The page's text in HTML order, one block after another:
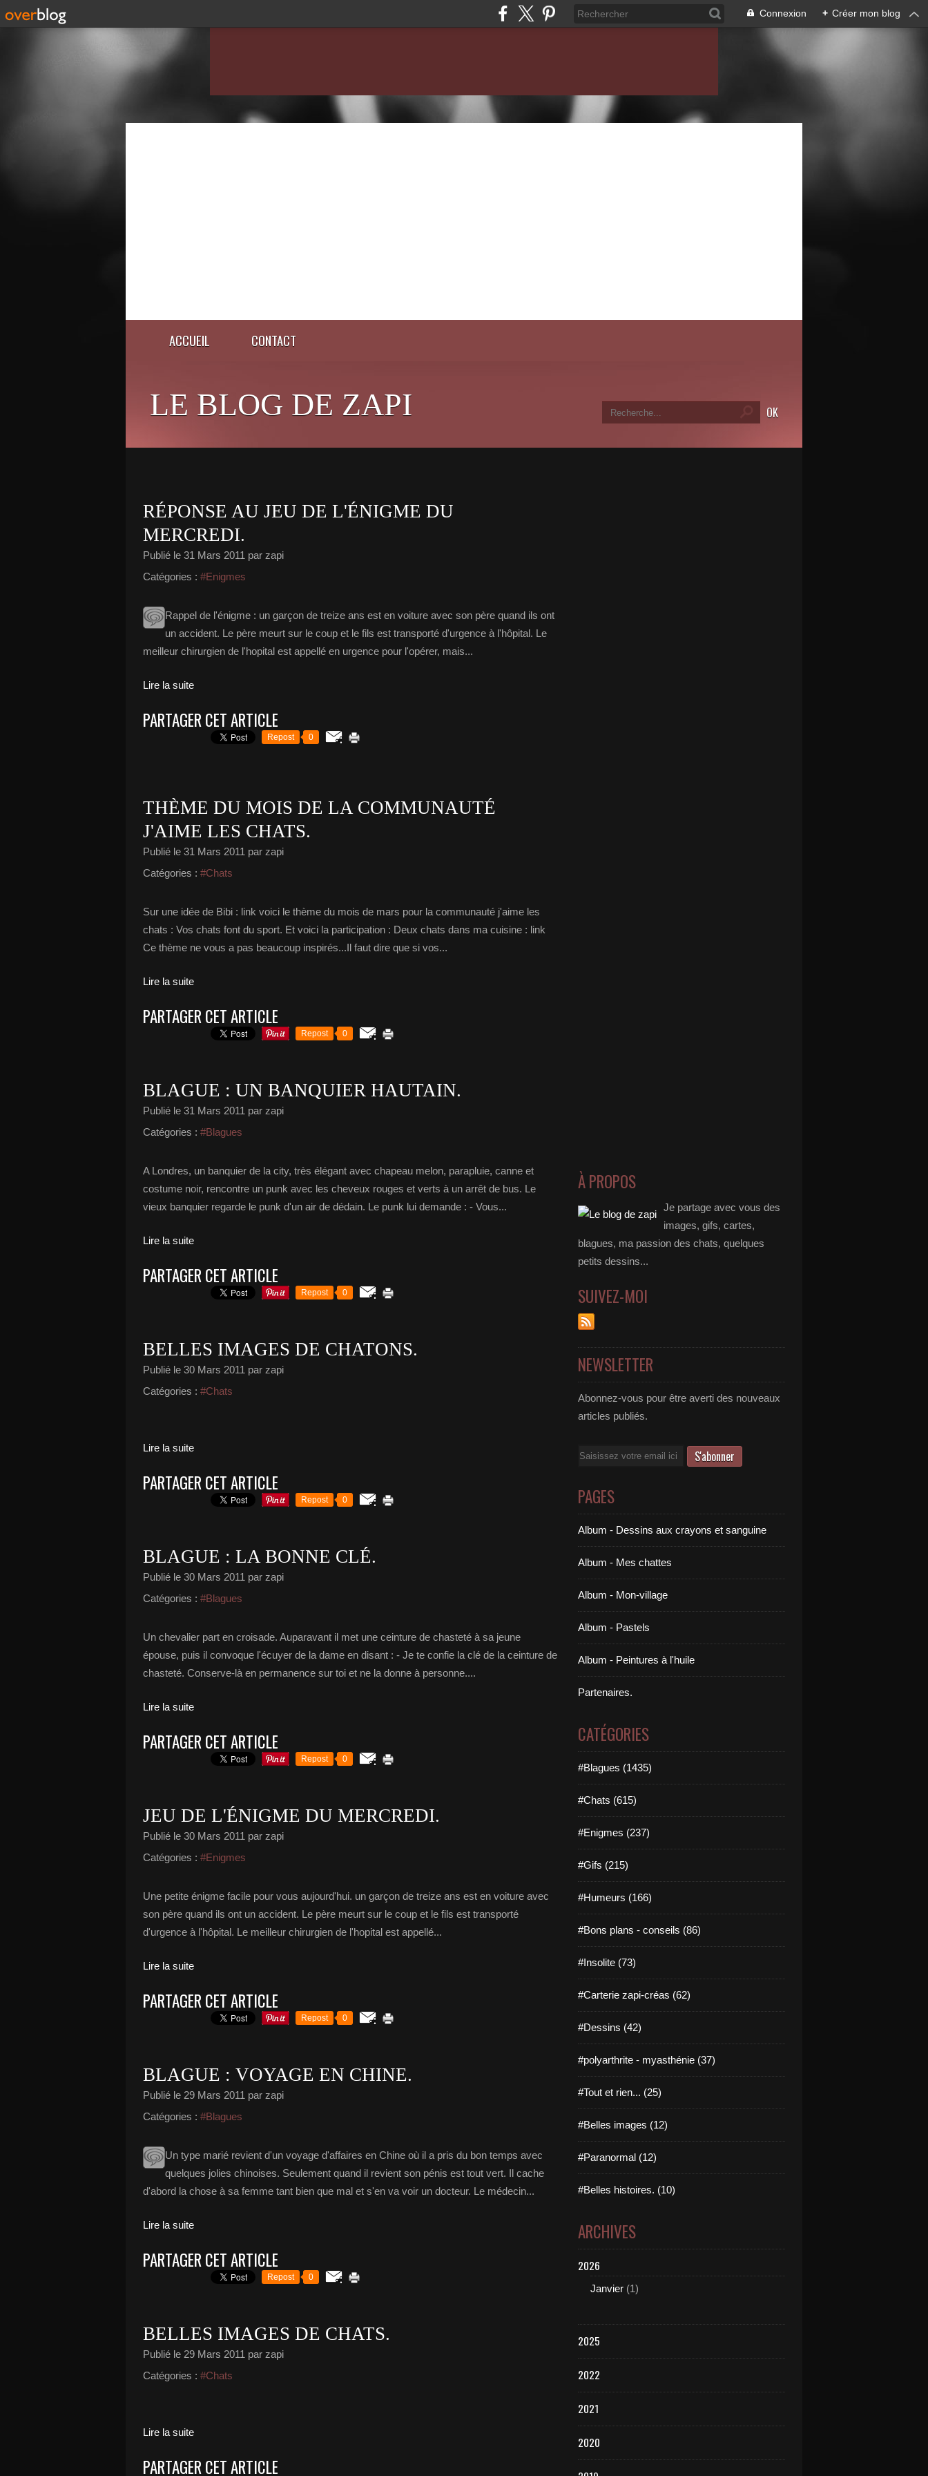
Connexion + Créer mon blog
ACCUEIL CONTACT
LE BLOG DE ZAPI
RÉPONSE AU JEU DE L'ÉNIGME DU
MERCREDI.
Publié le 31 Mars 2011 par zapi
Catégories : #Enigmes
Rappel de l'énigme : un garçon de treize ans est en voiture avec son père quand ils ont
un accident. Le père meurt sur le coup et le fils est transporté d'urgence à l'hôpital. Le
meilleur chirurgien de l'hopital est appellé en urgence pour l'opérer, mais...
Lire la suite
PARTAGER CET ARTICLE
Repost 0
THÈME DU MOIS DE LA COMMUNAUTÉ
J'AIME LES CHATS.
Publié le 31 Mars 2011 par zapi
Catégories : #Chats
Sur une idée de Bibi : link voici le thème du mois de mars pour la communauté j'aime les
chats : Vos chats font du sport. Et voici la participation : Deux chats dans ma cuisine : link
Ce thème ne vous a pas beaucoup inspirés...Il faut dire que si vos...
Lire la suite
PARTAGER CET ARTICLE
Repost 0
BLAGUE : UN BANQUIER HAUTAIN.
Publié le 31 Mars 2011 par zapi
Catégories : #Blagues
A Londres, un banquier de la city, très élégant avec chapeau melon, parapluie, canne et
costume noir, rencontre un punk avec les cheveux rouges et verts à un arrêt de bus. Le
vieux banquier regarde le punk d'un air de dédain. Le punk lui demande : - Vous...
Lire la suite
PARTAGER CET ARTICLE
Repost 0
BELLES IMAGES DE CHATONS.
Publié le 30 Mars 2011 par zapi
Catégories : #Chats
Lire la suite
PARTAGER CET ARTICLE
Repost 0
BLAGUE : LA BONNE CLÉ.
Publié le 30 Mars 2011 par zapi
Catégories : #Blagues
Un chevalier part en croisade. Auparavant il met une ceinture de chasteté à sa jeune
épouse, puis il convoque l'écuyer de la dame en disant : - Je te confie la clé de la ceinture de
chasteté. Conserve-là en permanence sur toi et ne la donne à personne....
Lire la suite
PARTAGER CET ARTICLE
Repost 0
JEU DE L'ÉNIGME DU MERCREDI.
Publié le 30 Mars 2011 par zapi
Catégories : #Enigmes
Une petite énigme facile pour vous aujourd'hui. un garçon de treize ans est en voiture avec
son père quand ils ont un accident. Le père meurt sur le coup et le fils est transporté
d'urgence à l'hôpital. Le meilleur chirurgien de l'hopital est appellé...
Lire la suite
PARTAGER CET ARTICLE
Repost 0
BLAGUE : VOYAGE EN CHINE.
Publié le 29 Mars 2011 par zapi
Catégories : #Blagues
Un type marié revient d'un voyage d'affaires en Chine où il a pris du bon temps avec
quelques jolies chinoises. Seulement quand il revient son pénis est tout vert. Il cache
d'abord la chose à sa femme tant bien que mal et s'en va voir un docteur. Le médecin...
Lire la suite
PARTAGER CET ARTICLE
Repost 0
BELLES IMAGES DE CHATS.
Publié le 29 Mars 2011 par zapi
Catégories : #Chats
Lire la suite
PARTAGER CET ARTICLE
À PROPOS
Je partage avec vous des
images, gifs, cartes,
blagues, ma passion des chats, quelques
petits dessins...
SUIVEZ-MOI
NEWSLETTER
Abonnez-vous pour être averti des nouveaux
articles publiés.
Email
PAGES
Album - Dessins aux crayons et sanguine
Album - Mes chattes
Album - Mon-village
Album - Pastels
Album - Peintures à l'huile
Partenaires.
CATÉGORIES
#Blagues (1435)
#Chats (615)
#Enigmes (237)
#Gifs (215)
#Humeurs (166)
#Bons plans - conseils (86)
#Insolite (73)
#Carterie zapi-créas (62)
#Dessins (42)
#polyarthrite - myasthénie (37)
#Tout et rien... (25)
#Belles images (12)
#Paranormal (12)
#Belles histoires. (10)
ARCHIVES
2026
Janvier (1)
2025
2022
2021
2020